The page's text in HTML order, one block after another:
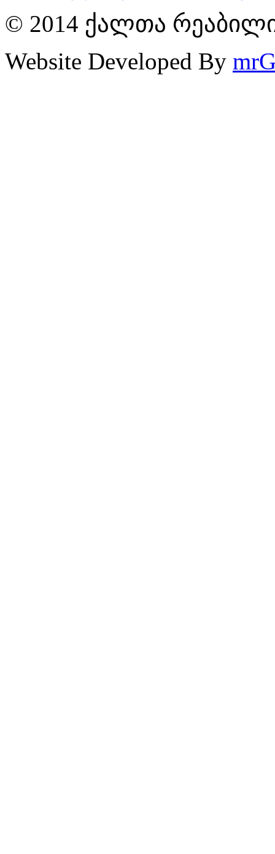
© 2014 ქალთა
Website Developed By